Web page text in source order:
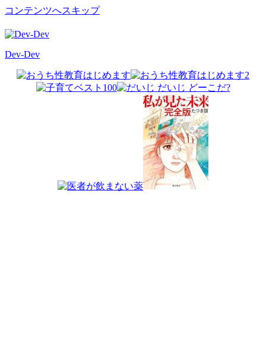
コンテンツへスキップ
Dev-Dev